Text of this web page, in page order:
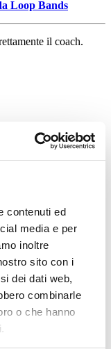
contenuti ed
media e per
inoltre
sito con i
dei dati web,
combinarle
o che hanno
Loop Bands
il coach.